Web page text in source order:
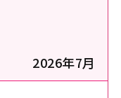
2026年7月